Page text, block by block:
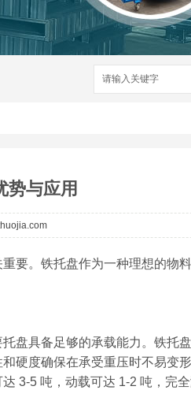
势与应用
要。铁托盘作为一种理想的物
盘具备足够的承载能力。铁托
硬度确保在承受重压时不易变
3-5 吨，动载可达 1-2 吨，完